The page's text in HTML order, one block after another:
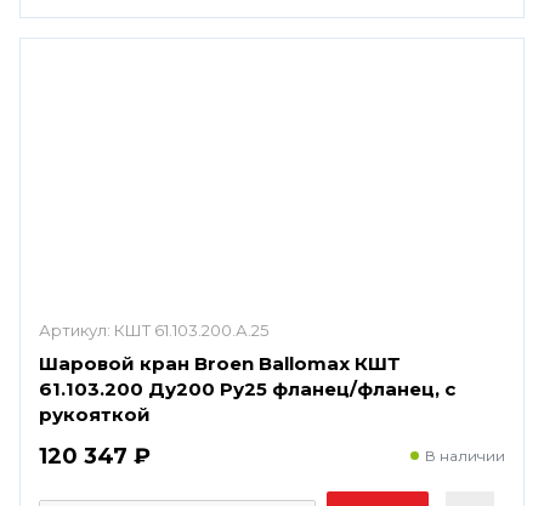
Артикул: КШТ 61.103.200.А.25
Шаровой кран Broen Ballomax КШТ
61.103.200 Ду200 Ру25 фланец/фланец, с
рукояткой
120 347 ₽ В наличии